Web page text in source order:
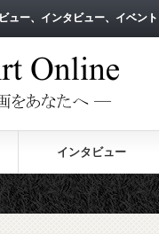
ュー、インタビュー、イベン
ュー、インタビュー、イベン
インタビュー